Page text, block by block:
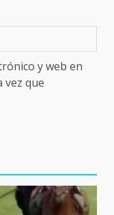
y web en
vez que